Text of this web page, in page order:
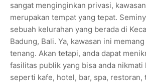
sangat menginginkan privasi,
merupakan tempat yang tepat.
sebuah kelurahan yang berada di
Badung, Bali. Ya, kawasan ini
tenang. Akan tetapi, anda dapat
fasilitas publik yang bisa anda nikmati
seperti kafe, hotel, bar, spa, restoran,